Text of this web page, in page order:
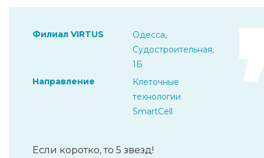
Филиал VIRTUS
Одесса,
Судостроительная,
1Б
Направление
Клеточные
технологии
SmartCell
Если коротко, то 5 звезд!